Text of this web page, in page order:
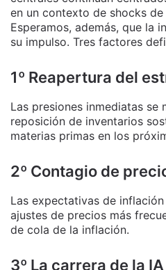
en un contexto de shocks
Esperamos, además, que la
su impulso. Tres factores
1º Reapertura del
Las presiones inmediatas se
reposición de inventarios
materias primas en los
2º Contagio de
Las expectativas de
ajustes de precios más
de cola de la inflación.
3º La carrera de la IA